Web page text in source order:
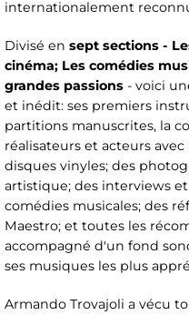
internationalement
Divisé en sept sections -
cinéma; Les comédies
grandes passions - voici
et inédit: ses premiers
partitions manuscrites, la
réalisateurs et acteurs
disques vinyles; des
artistique; des interviews
comédies musicales; des
Maestro; et toutes les
accompagné d'un fond
ses musiques les plus
Armando Trovajoli a vécu